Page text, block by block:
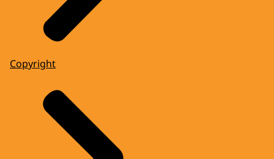
Copyright